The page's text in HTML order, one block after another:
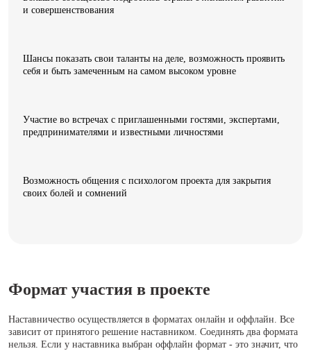
и совершенствования
Шансы показать свои таланты на деле, возможность проявить
себя и быть замеченным на самом высоком уровне
Участие во встречах с приглашенными гостями, экспертами,
предпринимателями и известными личностями
Возможность общения с психологом проекта для закрытия
своих болей и сомнений
Формат участия в проекте
Наставничество осуществляется в форматах онлайн и оффлайн. Все
зависит от принятого решение наставником. Соединять два формата
нельзя. Если у наставника выбран оффлайн формат - это значит, что